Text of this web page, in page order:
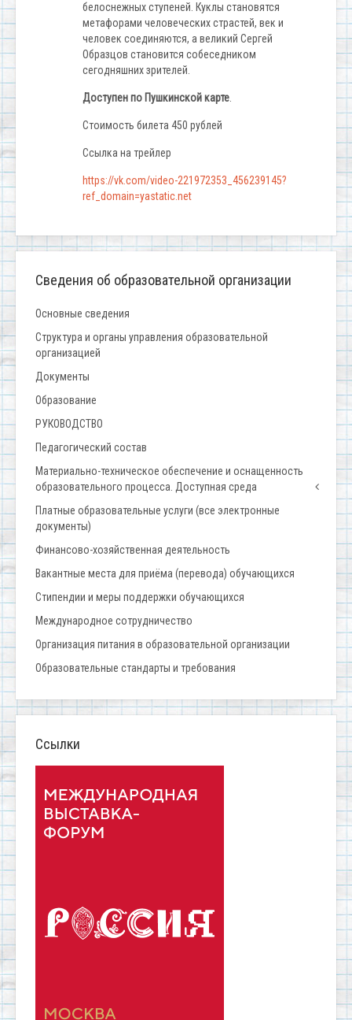
белоснежных ступеней. Куклы становятся
метафорами человеческих страстей, век и
человек соединяются, а великий Сергей
Образцов становится собеседником
сегодняшних зрителей.
Доступен по Пушкинской карте
Стоимость билета 450 рублей
Ссылка на трейлер
https://vk.com/video-221972353_456239145?
ref_domain=yastatic.net
Сведения об образовательной организации
Основные сведения
Структура и органы управления образовательной
организацией
Документы
Образование
РУКОВОДСТВО
Педагогический состав
Материально-техническое обеспечение и оснащенность
образовательного процесса. Доступная среда
Платные образовательные услуги (все электронные
документы)
Финансово-хозяйственная деятельность
Вакантные места для приёма (перевода) обучающихся
Стипендии и меры поддержки обучающихся
Международное сотрудничество
Организация питания в образовательной организации
Образовательные стандарты и требования
Ссылки